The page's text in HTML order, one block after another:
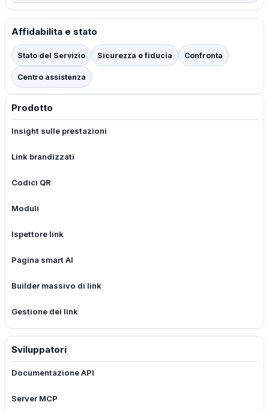
Affidabilita e stato
Stato del Servizio Sicurezza e fiducia Confronta
Centro assistenza
Prodotto
Insight sulle prestazioni
Link brandizzati
Codici QR
Moduli
Ispettore link
Pagina smart AI
Builder massivo di link
Gestione dei link
Sviluppatori
Documentazione API
Server MCP